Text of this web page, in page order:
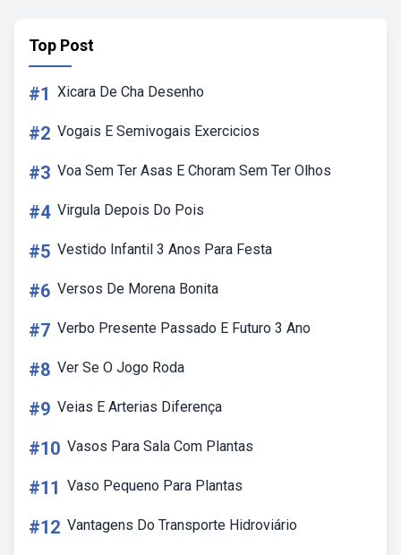
Top Post
#1 Xicara De Cha Desenho
#2 Vogais E Semivogais Exercicios
#3 Voa Sem Ter Asas E Choram Sem Ter Olhos
#4 Virgula Depois Do Pois
#5 Vestido Infantil 3 Anos Para Festa
#6 Versos De Morena Bonita
#7 Verbo Presente Passado E Futuro 3 Ano
#8 Ver Se O Jogo Roda
#9 Veias E Arterias Diferença
#10 Vasos Para Sala Com Plantas
#11 Vaso Pequeno Para Plantas
#12 Vantagens Do Transporte Hidroviário